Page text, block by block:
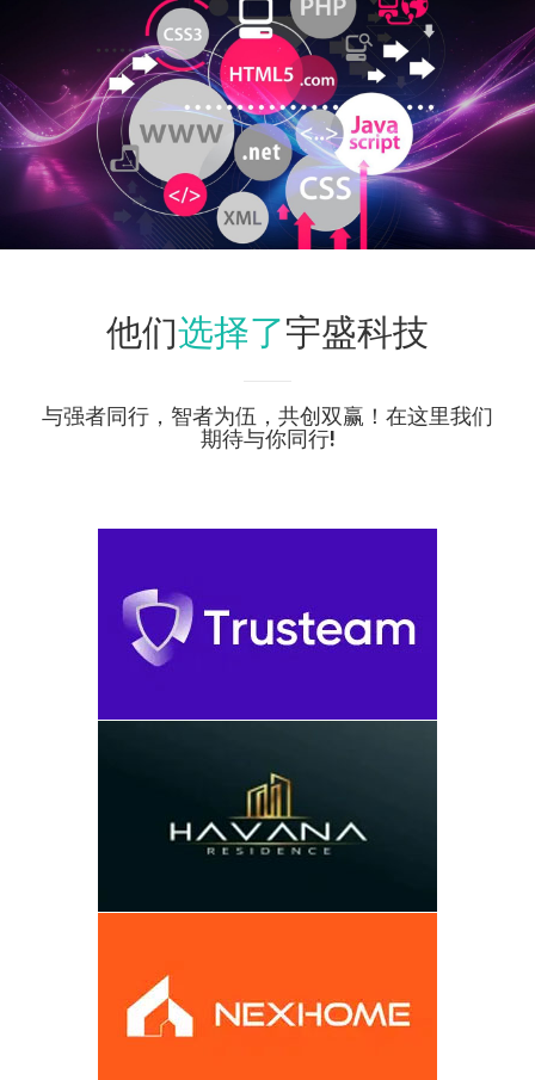
他们选择了宇盛科技
与强者同行，智者为伍，共创双赢！在这里我们
期待与你同行!